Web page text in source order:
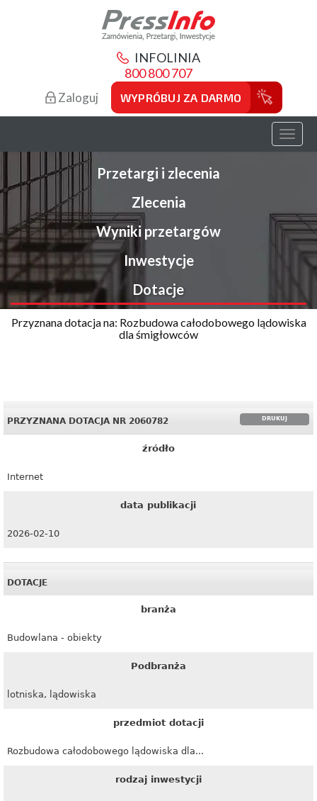
INFOLINIA
800 800 707
Zaloguj WYPRÓBUJ ZA DARMO
Toggle
Przetargi i zlecenia
Zlecenia
Wyniki przetargów
Inwestycje
Dotacje
Przyznana dotacja na: Rozbudowa całodobowego lądowiska
dla śmigłowców
DRUKUJ
PRZYZNANA DOTACJA NR 2060782
źródło
Internet
data publikacji
2026-02-10
DOTACJE
branża
Budowlana - obiekty
Podbranża
lotniska, lądowiska
przedmiot dotacji
Rozbudowa całodobowego lądowiska dla...
rodzaj inwestycji